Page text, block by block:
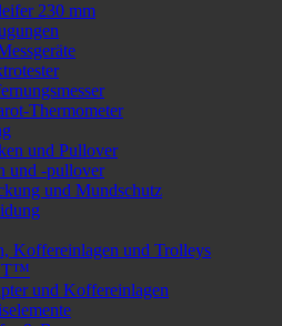
230 mm
Thermometer
und Pullover
und -pullover
und Mundschutz
Koffereinlagen und Trolleys
und Koffereinlagen